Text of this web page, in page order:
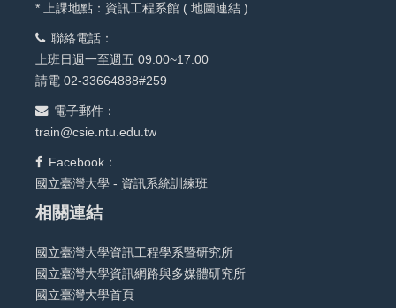
* 上課地點：資訊工程系館 ( 地圖連結 )
聯絡電話：
上班日週一至週五 09:00~17:00
請電 02-33664888#259
電子郵件：
train@csie.ntu.edu.tw
Facebook：
國立臺灣大學 - 資訊系統訓練班
相關連結
國立臺灣大學資訊工程學系暨研究所
國立臺灣大學資訊網路與多媒體研究所
國立臺灣大學首頁